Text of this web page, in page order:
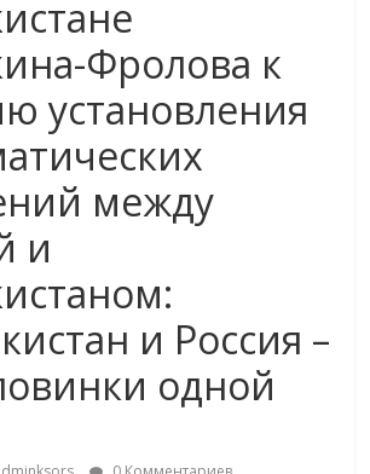
Фролова к
установления
между
и
и Россия –
одной